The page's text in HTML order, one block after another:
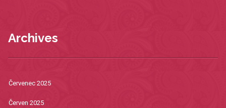
Archives
Červenec 2025
Červen 2025